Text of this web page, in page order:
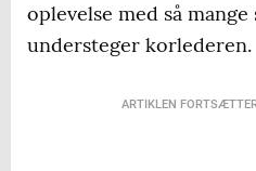
oplevelse med så
understeger korlederen.
ARTIKLEN